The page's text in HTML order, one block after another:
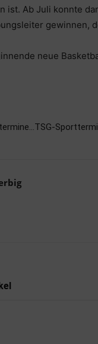
ist. Ab Juli konnte
gewinnen,
neue